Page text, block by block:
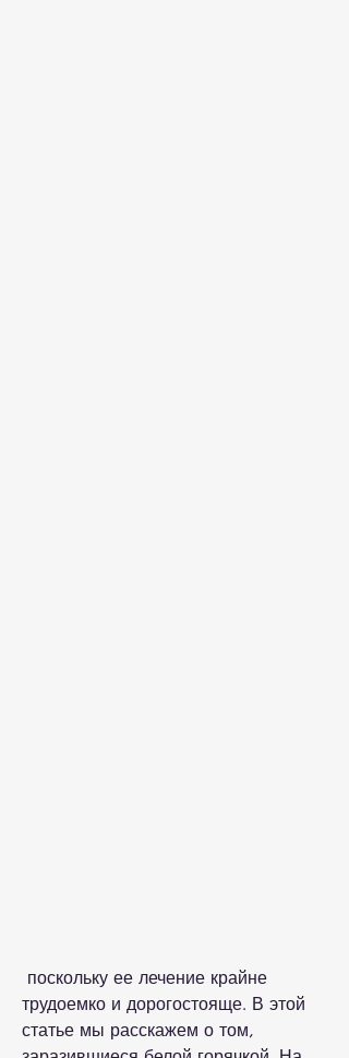
трудоемко и дорогостояще. В этой
статье мы расскажем о том,